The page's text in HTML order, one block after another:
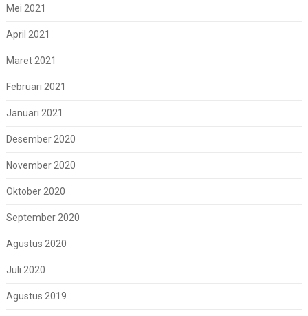
Mei 2021
April 2021
Maret 2021
Februari 2021
Januari 2021
Desember 2020
November 2020
Oktober 2020
September 2020
Agustus 2020
Juli 2020
Agustus 2019